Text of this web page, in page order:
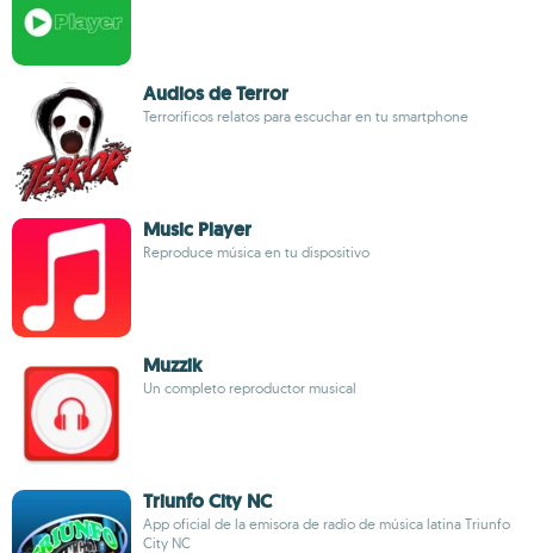
Audios de Terror
Terroríficos relatos para escuchar en tu smartphone
Music Player
Reproduce música en tu dispositivo
Muzzik
Un completo reproductor musical
Triunfo City NC
App oficial de la emisora de radio de música latina Triunfo
City NC